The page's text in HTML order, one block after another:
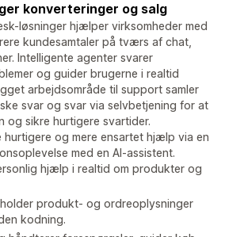
konverteringer og salg
løsninger hjælper virksomheder med
kundesamtaler på tværs af chat,
Intelligente agenter svarer
og guider brugerne i realtid
arbejdsområde til support samler
svar og svar via selvbetjening for at
og sikre hurtigere svartider.
hurtigere og mere ensartet hjælp via en
med en AI-assistent.
hjælp i realtid om produkter og
produkt- og ordreoplysninger
kodning.